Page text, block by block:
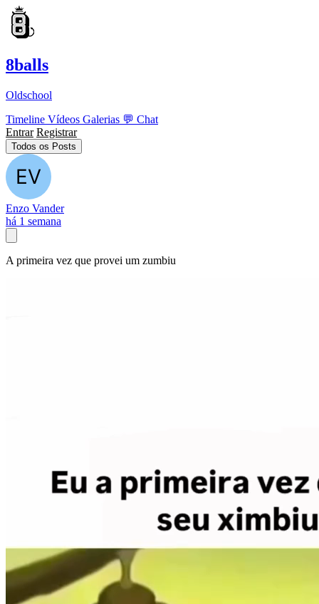
8balls
Oldschool
Timeline Vídeos Galerias 💬 Chat
Entrar Registrar
Todos os Posts
Enzo Vander
há 1 semana
A primeira vez que provei um zumbiu